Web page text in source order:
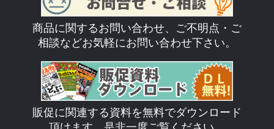
商品に関するお問い合わせ、ご不明点・ご
相談などお気軽にお問い合わせ下さい。
販促に関連する資料を無料でダウンロード